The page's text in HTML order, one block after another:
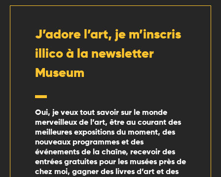
J’adore l’art, je m’inscris
illico à la newsletter
Museum
Oui, je veux tout savoir sur le monde
merveilleux de l’art, être au courant des
meilleures expositions du moment, des
nouveaux programmes et des
événements de la chaîne, recevoir des
entrées gratuites pour les musées près de
chez moi, gagner des livres d’art et des